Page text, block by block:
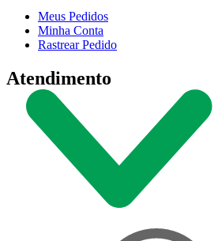
Meus Pedidos
Minha Conta
Rastrear Pedido
Atendimento